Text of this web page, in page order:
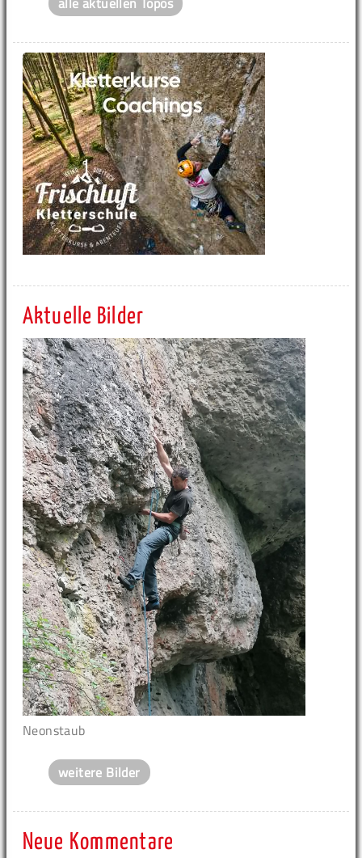
Aktuelle Bilder
Neonstaub
weitere Bilder
Neue Kommentare